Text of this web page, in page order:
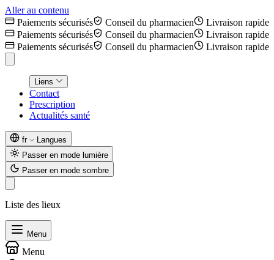
Aller au contenu
Paiements sécurisés
Conseil du pharmacien
Livraison rapide
Paiements sécurisés
Conseil du pharmacien
Livraison rapide
Paiements sécurisés
Conseil du pharmacien Livraison rapide
Liens
Contact
Prescription
Actualités santé
fr
Langues
Passer en mode lumière
Passer en mode sombre
Liste des lieux
Menu
Menu